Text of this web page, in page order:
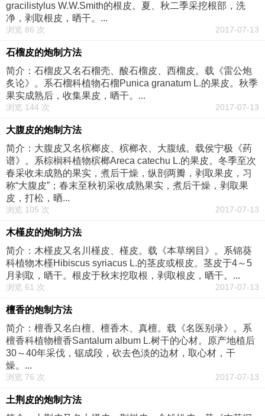
gracilistylus W.W.Smith的根皮。夏、秋二季采挖根部，洗
净，剥取根皮，晒干。...
浏览 86 次 2017-07-13
石榴皮的炮制方法
简介：石榴皮又名石榴壳、酸石榴皮、西榴皮。载《雷公炮
炙论》。系石榴科植物石榴Punica granatum L.的果皮。秋季
果实成熟后，收集果皮，晒干。...
浏览 144 次 2017-07-13
大腹皮的炮制方法
简介：大腹皮又名槟榔皮、槟榔衣、大腹绒。载侯宁极《药
谱》。系棕榈科植物槟榔Areca catechu L.的果皮。冬季至次
春采收未成熟的果实，煮后干燥，纵剖两瓣，剥取果皮，习
称“大腹皮”；春末至秋初采收成熟果实，煮后干燥，剥取果
皮，打松，晒...
浏览 105 次 2017-07-13
木槿皮的炮制方法
简介：木槿皮又名川槿皮、槿皮。载《本草纲目》。系锦葵
科植物木槿Hibiscus syriacus L.的茎皮或根皮。茎皮于4～5
月剥取，晒干。根皮于秋末挖取根，剥取根皮，晒干。...
浏览 61 次 2017-07-13
檀香的炮制方法
简介：檀香又名白檀、檀香木、真檀。载《名医别录》。系
檀香科植物檀香Santalum album L.树干的心材。原产地植后
30～40年采伐，锯成段，砍去色淡的边材，取心材，干
燥。...
浏览 76 次 2017-07-13
土荆皮的炮制方法